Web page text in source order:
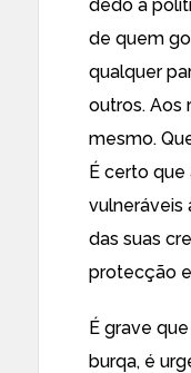
dedo à
de quem
qualquer
outros. Aos
mesmo.
É certo que
vulneráveis
das suas
protecção
É grave
burqa, é